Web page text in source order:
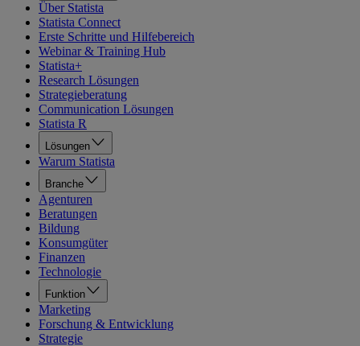
Über Statista
Statista Connect
Erste Schritte und Hilfebereich
Webinar & Training Hub
Statista+
Research Lösungen
Strategieberatung
Communication Lösungen
Statista R
Lösungen
Warum Statista
Branche
Agenturen
Beratungen
Bildung
Konsumgüter
Finanzen
Technologie
Funktion
Marketing
Forschung & Entwicklung
Strategie